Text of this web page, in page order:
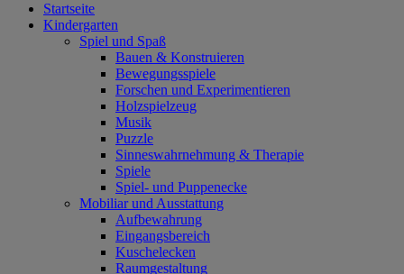
Startseite
Kindergarten
Spiel und Spaß
Bauen & Konstruieren
Bewegungsspiele
Forschen und Experimentieren
Holzspielzeug
Musik
Puzzle
Sinneswahrnehmung & Therapie
Spiele
Spiel- und Puppenecke
Mobiliar und Ausstattung
Aufbewahrung
Eingangsbereich
Kuschelecken
Raumgestaltung